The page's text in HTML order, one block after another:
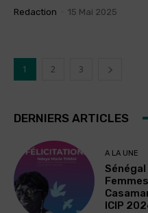
Redaction 15 Mai 2025
1 2 3
DERNIERS ARTICLES
A LA UNE
ICIP